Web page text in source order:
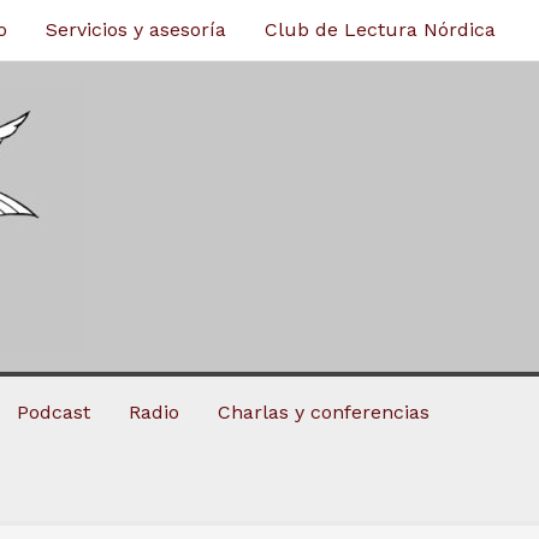
Servicios y asesoría Club de Lectura Nórdica
Podcast Radio Charlas y conferencias